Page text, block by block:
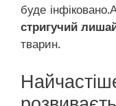
буде
стригучий
тварин.